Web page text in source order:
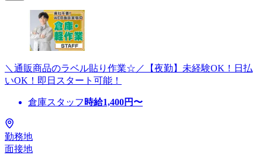
＼通販商品のラベル貼り作業☆／【夜勤】未経験OK！日払
いOK！即日スタート可能！
倉庫スタッフ 時給1,400円〜
勤務地
面接地